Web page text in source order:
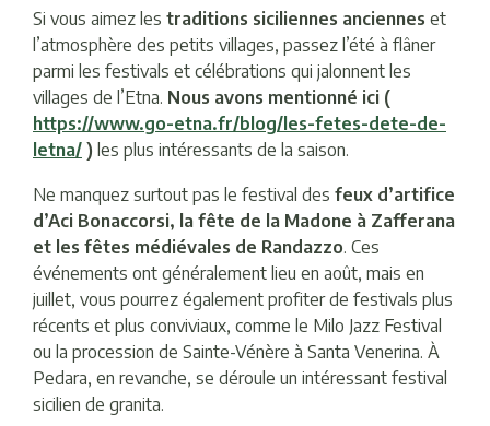
Si vous aimez les traditions siciliennes anciennes et
l’atmosphère des petits villages, passez l’été à flâner
parmi les festivals et célébrations qui jalonnent les
villages de l’Etna. Nous avons mentionné ici (
https://www.go-etna.fr/blog/les-fetes-dete-de-
letna/ ) les plus intéressants de la saison.
Ne manquez surtout pas le festival des feux d’artifice
d’Aci Bonaccorsi, la fête de la Madone à Zafferana
et les fêtes médiévales de Randazzo. Ces
événements ont généralement lieu en août, mais en
juillet, vous pourrez également profiter de festivals plus
récents et plus conviviaux, comme le Milo Jazz Festival
ou la procession de Sainte-Vénère à Santa Venerina. À
Pedara, en revanche, se déroule un intéressant festival
sicilien de granita.